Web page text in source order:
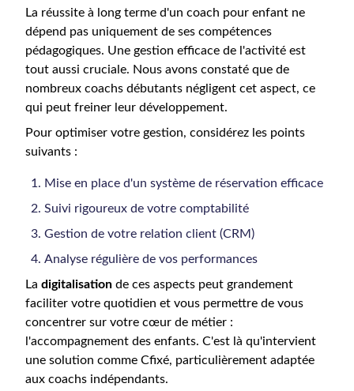
La réussite à long terme d'un coach pour enfant ne
dépend pas uniquement de ses compétences
pédagogiques. Une gestion efficace de l'activité est
tout aussi cruciale. Nous avons constaté que de
nombreux coachs débutants négligent cet aspect, ce
qui peut freiner leur développement.
Pour optimiser votre gestion, considérez les points
suivants :
Mise en place d'un système de réservation efficace
Suivi rigoureux de votre comptabilité
Gestion de votre relation client (CRM)
Analyse régulière de vos performances
La digitalisation de ces aspects peut grandement
faciliter votre quotidien et vous permettre de vous
concentrer sur votre cœur de métier :
l'accompagnement des enfants. C'est là qu'intervient
une solution comme Cfixé, particulièrement adaptée
aux coachs indépendants.